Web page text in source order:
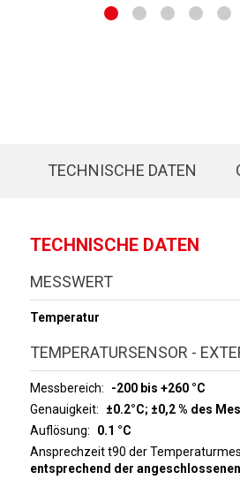
TECHNISCHE DATEN
TECHNISCHE DATEN
MESSWERT
Temperatur
TEMPERATURSENSOR -
Messbereich
-200 bis +260 °C
Genauigkeit
±0.2°C; ±0,2 %
Auflösung
0.1 °C
Ansprechzeit t90 der
entsprechend der